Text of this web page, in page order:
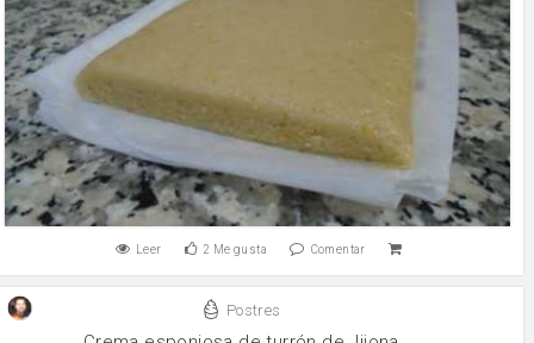
Leer 2 Me gusta Comentar
Postres